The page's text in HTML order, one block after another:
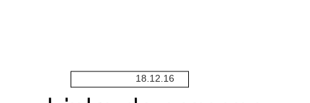
18.12.16